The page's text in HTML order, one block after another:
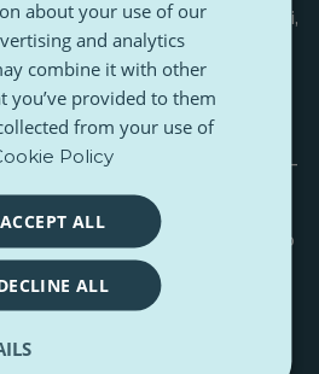
a cui partecipano 35 Paesi,
Regno Unito, la Cina, l'India, la
la Russia e gli Stati Uniti.
bisogno di tecnologie
avere un approvvigionamento
prevedibile e continuo —
Bigot, ex Direttore Generale di
è semplicemente
motivata e ha il pieno
ha fornito tutti i componenti
e secondo le specifiche.
un partner esemplare per ITER
about your use of our
and analytics
combine it with other
you’ve provided to them
from your use of
Policy
ACCEPT ALL
ALL